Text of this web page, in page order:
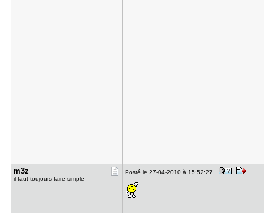
m3z
il faut toujours faire simple
Posté le 27-04-2010 à 15:52:27